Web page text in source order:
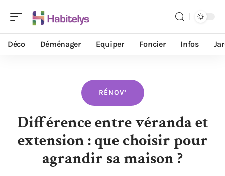
Déco Déménager Equiper Foncier Infos
RÉNOV’
Différence entre véranda et
extension : que choisir pour
agrandir sa maison ?